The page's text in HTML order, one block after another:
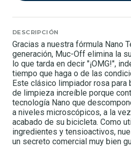
DESCRIPCIÓN
Gracias a nuestra fórmula Nano
generación, Muc-Off elimina la
lo que tarda en decir "¡OMG!",
tiempo que haga o de las
Este clásico limpiador rosa
de limpieza increíble porque
tecnología Nano que
a niveles microscópicos, a la
acabado de su bicicleta. Como
ingredientes y tensioactivos,
un secreto comercial muy bien